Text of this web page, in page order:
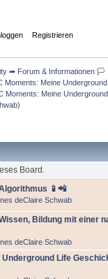
Registrieren
➦ Forum & Informationen
Moments: Meine
Moments: Meine
)
Board.
📱📲
deClaire Schwab
Bildung mit einer
deClaire Schwab
Life